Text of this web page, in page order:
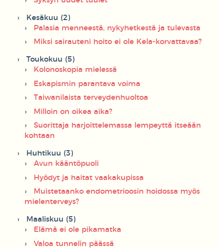
Kesäkuu (2)
Palasia menneestä, nykyhetkestä ja tulevasta
Miksi sairauteni hoito ei ole Kela-korvattavaa?
Toukokuu (5)
Kolonoskopia mielessä
Eskapismin parantava voima
Taiwanilaista terveydenhuoltoa
Milloin on oikea aika?
Suorittaja harjoittelemassa lempeyttä itseään
kohtaan
Huhtikuu (3)
Avun kääntöpuoli
Hyödyt ja haitat vaakakupissa
Muistetaanko endometrioosin hoidossa myös
mielenterveys?
Maaliskuu (5)
Elämä ei ole pikamatka
Valoa tunnelin päässä